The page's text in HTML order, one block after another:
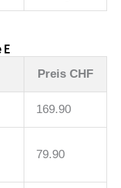
Preis CHF
169.90
79.90